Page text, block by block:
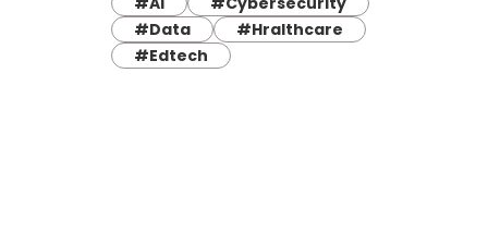
#Data
#Hralthcare
#Edtech